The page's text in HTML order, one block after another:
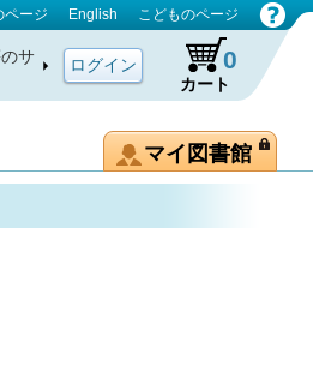
ページ English こどものページ
サ
カート
0
マイ図書館